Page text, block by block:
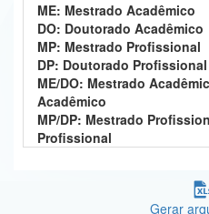
Ministério da Mulher, da Família e dos
Secretaria-Geral
Secretaria de Governo
Gabinete de Segurança Institucional
ME: Mestrado Acadêmico
DO: Doutorado Acadêmico
MP: Mestrado Profissional
DP: Doutorado Profissional
ME/DO: Mestrado
Acadêmico
MP/DP: Mestrado
Profissional
Gerar